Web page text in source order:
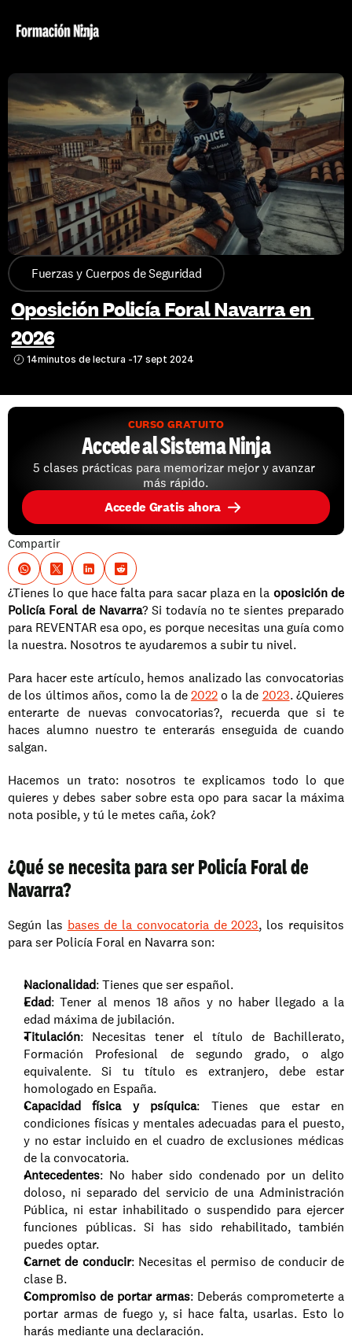
Fuerzas y Cuerpos de Seguridad
Oposición Policía Foral Navarra en
2026
14minutos de lectura -17 sept 2024
CURSO GRATUITO
Accede al Sistema Ninja
5 clases prácticas para memorizar mejor y avanzar
más rápido.
Accede Gratis ahora
Compartir
¿Tienes lo que hace falta para sacar plaza en la oposición de
Policía Foral de Navarra? Si todavía no te sientes preparado
para REVENTAR esa opo, es porque necesitas una guía como
la nuestra. Nosotros te ayudaremos a subir tu nivel.
Para hacer este artículo, hemos analizado las convocatorias
de los últimos años, como la de 2022 o la de 2023. ¿Quieres
enterarte de nuevas convocatorias?, recuerda que si te
haces alumno nuestro te enterarás enseguida de cuando
salgan.
Hacemos un trato: nosotros te explicamos todo lo que
quieres y debes saber sobre esta opo para sacar la máxima
nota posible, y tú le metes caña, ¿ok?
¿Qué se necesita para ser Policía Foral de
Navarra?
Según las bases de la convocatoria de 2023, los requisitos
para ser Policía Foral en Navarra son:
Nacionalidad: Tienes que ser español.
Edad: Tener al menos 18 años y no haber llegado a la
edad máxima de jubilación.
Titulación: Necesitas tener el título de Bachillerato,
Formación Profesional de segundo grado, o algo
equivalente. Si tu título es extranjero, debe estar
homologado en España.
Capacidad física y psíquica: Tienes que estar en
condiciones físicas y mentales adecuadas para el puesto,
y no estar incluido en el cuadro de exclusiones médicas
de la convocatoria.
Antecedentes: No haber sido condenado por un delito
doloso, ni separado del servicio de una Administración
Pública, ni estar inhabilitado o suspendido para ejercer
funciones públicas. Si has sido rehabilitado, también
puedes optar.
Carnet de conducir: Necesitas el permiso de conducir de
clase B.
Compromiso de portar armas: Deberás comprometerte a
portar armas de fuego y, si hace falta, usarlas. Esto lo
harás mediante una declaración.